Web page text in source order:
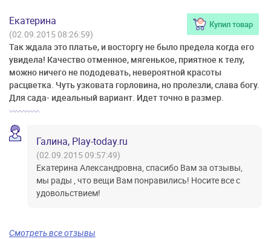
Екатерина Купил товар
(02.09.2015 08:26:59)
Так ждала это платье, и восторгу не было предела когда его
увидела! Качество отменное, мягенькое, приятное к телу,
можно ничего не пододевать, невероятной красоты
расцветка. Чуть узковата горловина, но пролезли, слава богу.
Для сада- идеальный вариант. Идет точно в размер.
Галина, Play-today.ru
(02.09.2015 09:57:49)
Екатерина Александровна, спасибо Вам за отзывы,
мы рады , что вещи Вам понравились! Носите все с
удовольствием!
Смотреть все отзывы